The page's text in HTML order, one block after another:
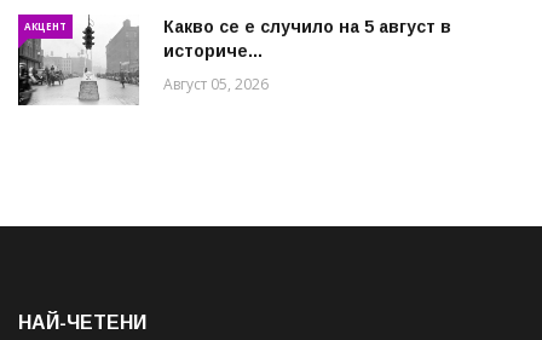
АКЦЕНТ
Какво се е случило на 5 август в
историче...
Август 05, 2026
НАЙ-ЧЕТЕНИ